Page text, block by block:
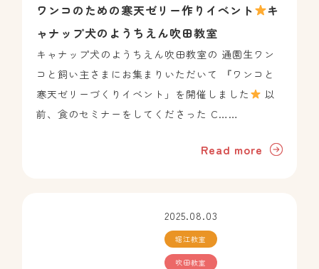
ワンコのための寒天ゼリー作りイベント
キ
ャナップ犬のようちえん吹田教室
キャナップ犬のようちえん吹田教室の 通園生ワン
コと飼い主さまにお集まりいただいて 『ワンコと
寒天ゼリーづくりイベント」を開催しました
以
前、食のセミナーをしてくださった C……
Read more
2025.08.03
堀江教室
吹田教室